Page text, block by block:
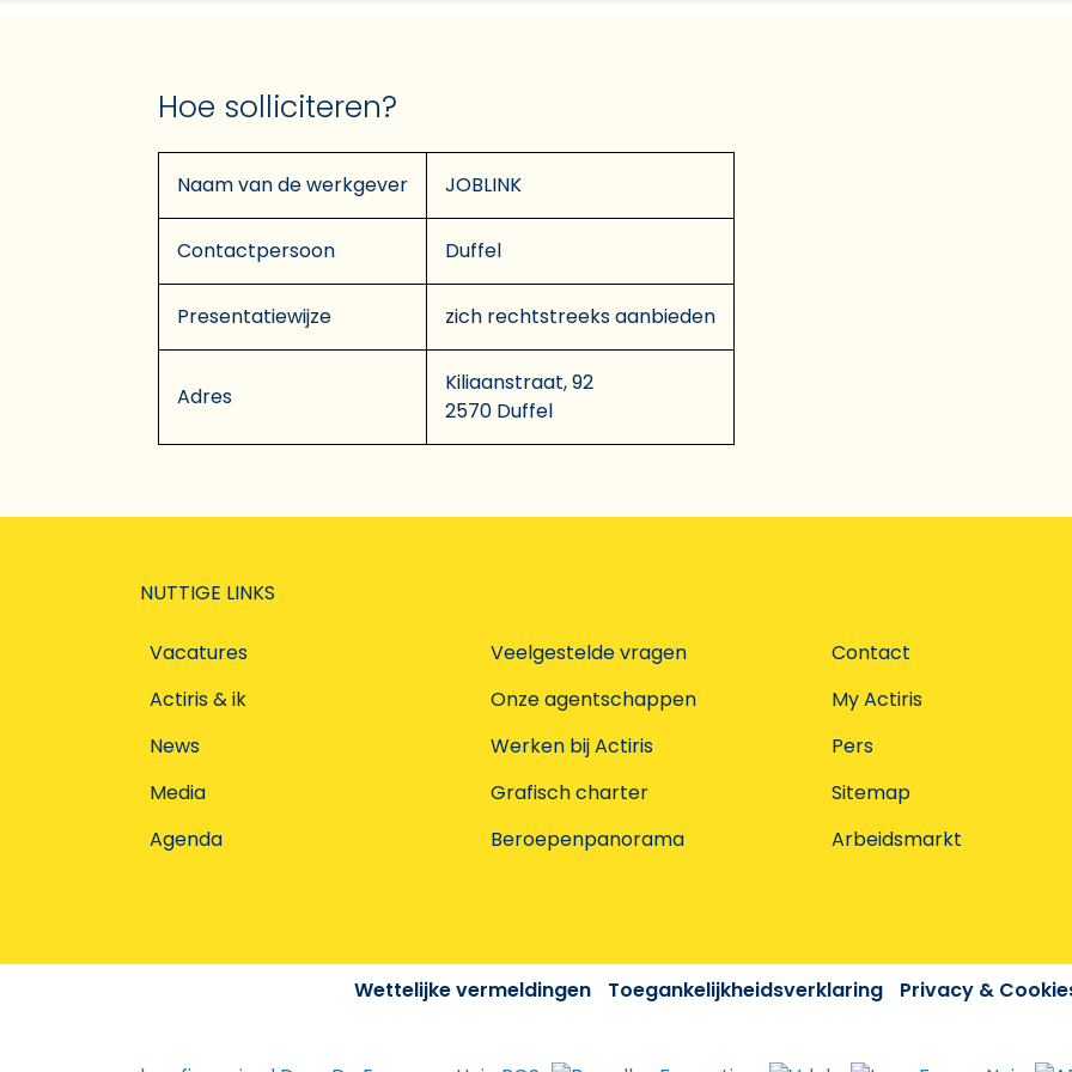
Hoe solliciteren?
Naam van de werkgever JOBLINK
Contactpersoon Duffel
Presentatiewijze zich rechtstreeks aanbieden
Adres
Kiliaanstraat, 92
2570 Duffel
NUTTIGE LINKS
Vacatures
Actiris & ik
News
Media
Agenda
Veelgestelde vragen
Onze agentschappen
Werken bij Actiris
Grafisch charter
Beroepenpanorama
Contact
My Actiris
Pers
Sitemap
Arbeidsmarkt
Wettelijke vermeldingen Toegankelijkheidsverklaring Privacy &